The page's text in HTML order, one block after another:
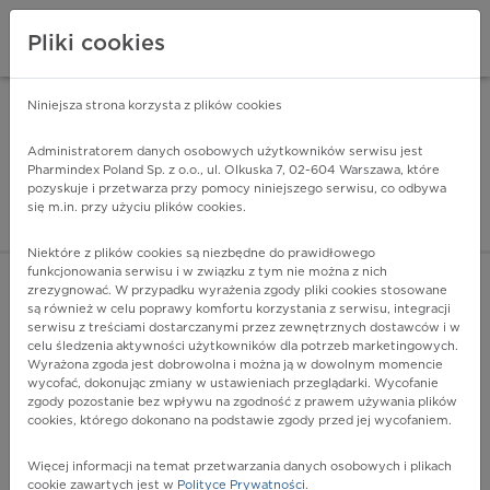
Pharmindex - lider
ZALOGUJ SIĘ
F63.1 - Patologiczne podpalanie [piromania]
Więcej na lekiicd10.pl
Pliki cookies
Niniejsza strona korzysta z plików cookies
Administratorem danych osobowych użytkowników serwisu jest
Pharmindex Poland Sp. z o.o., ul. Olkuska 7, 02-604 Warszawa, które
pozyskuje i przetwarza przy pomocy niniejszego serwisu, co odbywa
się m.in. przy użyciu plików cookies.
Niektóre z plików cookies są niezbędne do prawidłowego
funkcjonowania serwisu i w związku z tym nie można z nich
zrezygnować. W przypadku wyrażenia zgody pliki cookies stosowane
są również w celu poprawy komfortu korzystania z serwisu, integracji
serwisu z treściami dostarczanymi przez zewnętrznych dostawców i w
celu śledzenia aktywności użytkowników dla potrzeb marketingowych.
Wyrażona zgoda jest dobrowolna i można ją w dowolnym momencie
wycofać, dokonując zmiany w ustawieniach przeglądarki. Wycofanie
zgody pozostanie bez wpływu na zgodność z prawem używania plików
cookies, którego dokonano na podstawie zgody przed jej wycofaniem.
Więcej informacji na temat przetwarzania danych osobowych i plikach
cookie zawartych jest w Polityce Prywatności.
ZA DARMO - w Google Play INSTALUJ